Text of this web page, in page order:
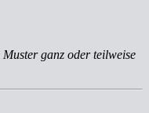
ganz oder teilweise